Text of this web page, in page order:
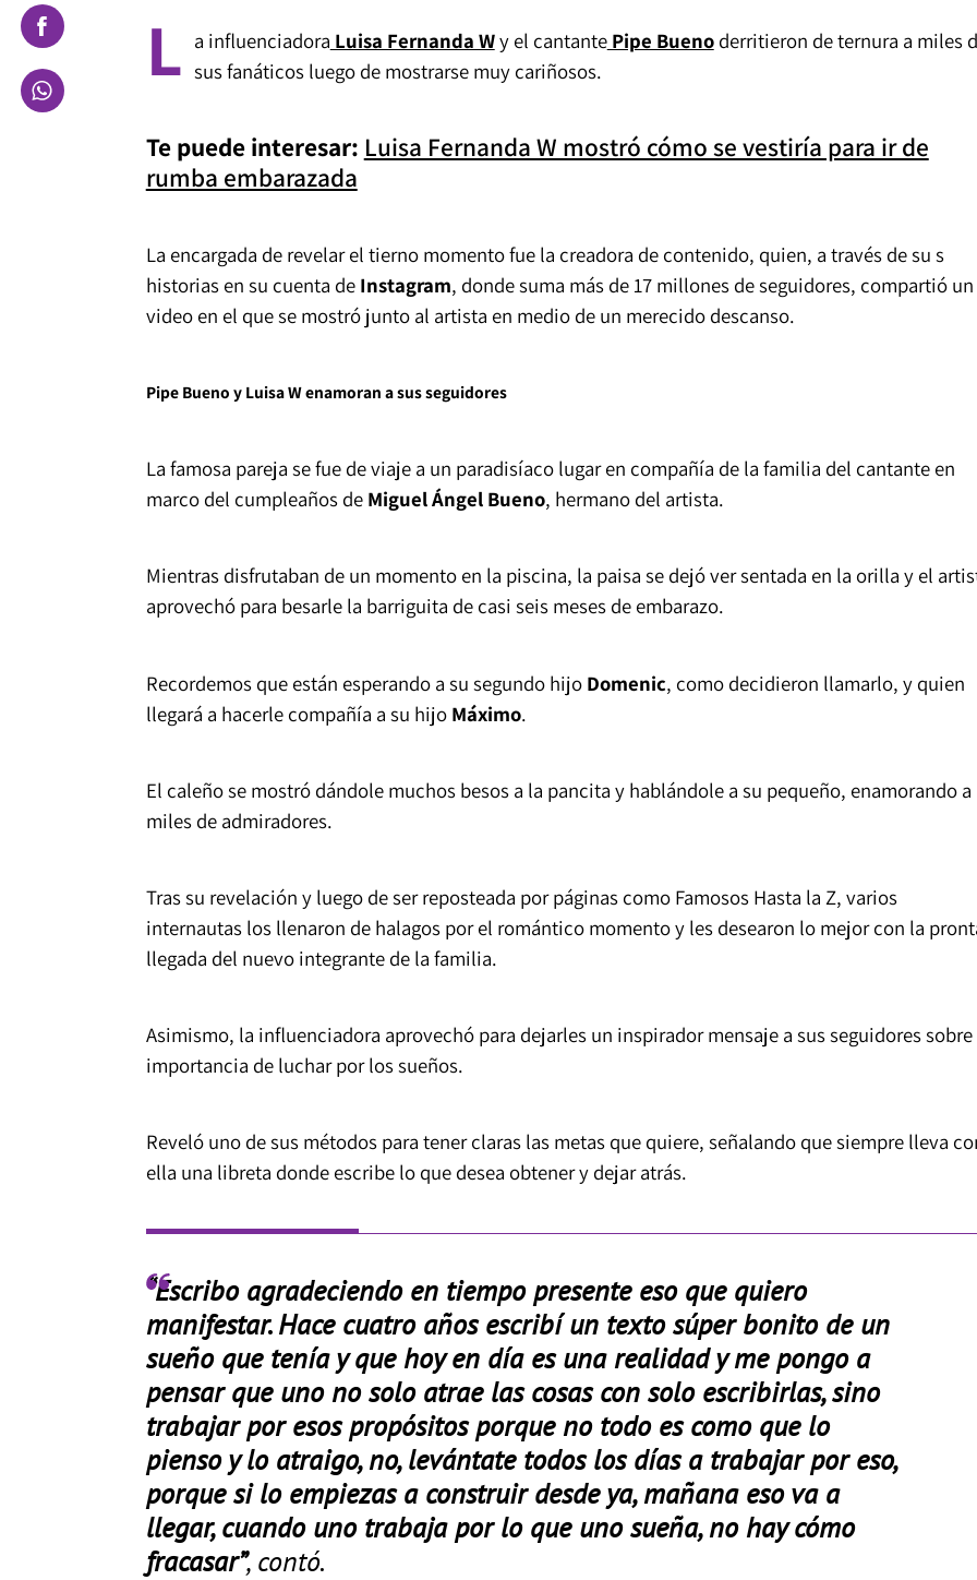
L a influenciadora Luisa Fernanda Wy el cantantePipe Buenoderritieron de ternura a miles
sus fanáticos luego de mostrarse muy cariñosos.
Te puede interesar: Luisa Fernanda W mostró cómo se vestiría para ir de
rumba embarazada
La encargada de revelar el tierno momento fue la creadora de contenido, quien, a través de su s
historias en su cuenta de Instagram, donde suma más de 17 millones de seguidores, compartió un
video en el que se mostró junto al artista en medio de un merecido descanso.
Pipe Bueno y Luisa W enamoran a sus seguidores
La famosa pareja se fue de viaje a un paradisíaco lugar en compañía de la familia del cantante en
marco del cumpleaños de Miguel Ángel Bueno, hermano del artista.
Mientras disfrutaban de un momento en la piscina, la paisa se dejó ver sentada en la orilla y el
aprovechó para besarle la barriguita de casi seis meses de embarazo.
Recordemos que están esperando a su segundo hijo Domenic, como decidieron llamarlo, y quien
llegará a hacerle compañía a su hijo Máximo.
El caleño se mostró dándole muchos besos a la pancita y hablándole a su pequeño, enamorando a
miles de admiradores.
Tras su revelación y luego de ser reposteada por páginas como Famosos Hasta la Z, varios
internautas los llenaron de halagos por el romántico momento y les desearon lo mejor con la
llegada del nuevo integrante de la familia.
Asimismo, la influenciadora aprovechó para dejarles un inspirador mensaje a sus seguidores sobre
importancia de luchar por los sueños.
Reveló uno de sus métodos para tener claras las metas que quiere, señalando que siempre lleva
ella una libreta donde escribe lo que desea obtener y dejar atrás.
“Escribo agradeciendo en tiempo presente eso que quiero
manifestar. Hace cuatro años escribí un texto súper bonito de un
sueño que tenía y que hoy en día es una realidad y me pongo a
pensar que uno no solo atrae las cosas con solo escribirlas, sino
trabajar por esos propósitos porque no todo es como que lo
pienso y lo atraigo, no, levántate todos los días a trabajar por eso,
porque si lo empiezas a construir desde ya, mañana eso va a
llegar, cuando uno trabaja por lo que uno sueña, no hay cómo
fracasar”, contó.